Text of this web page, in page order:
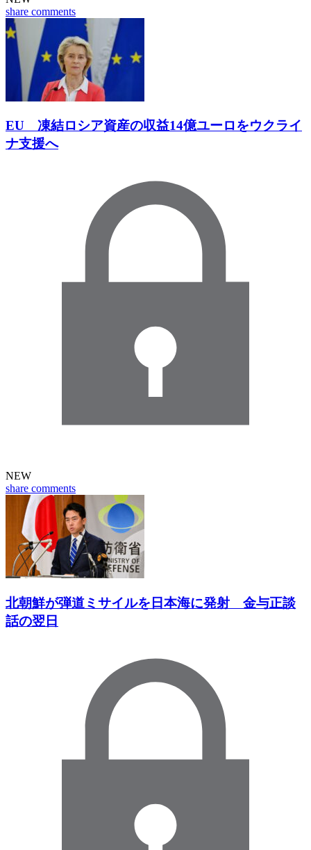
share comments
EU 凍結ロシア資産の収益14億ユーロをウクライ
ナ支援へ
NEW
share comments
北朝鮮が弾道ミサイルを日本海に発射 金与正談
話の翌日